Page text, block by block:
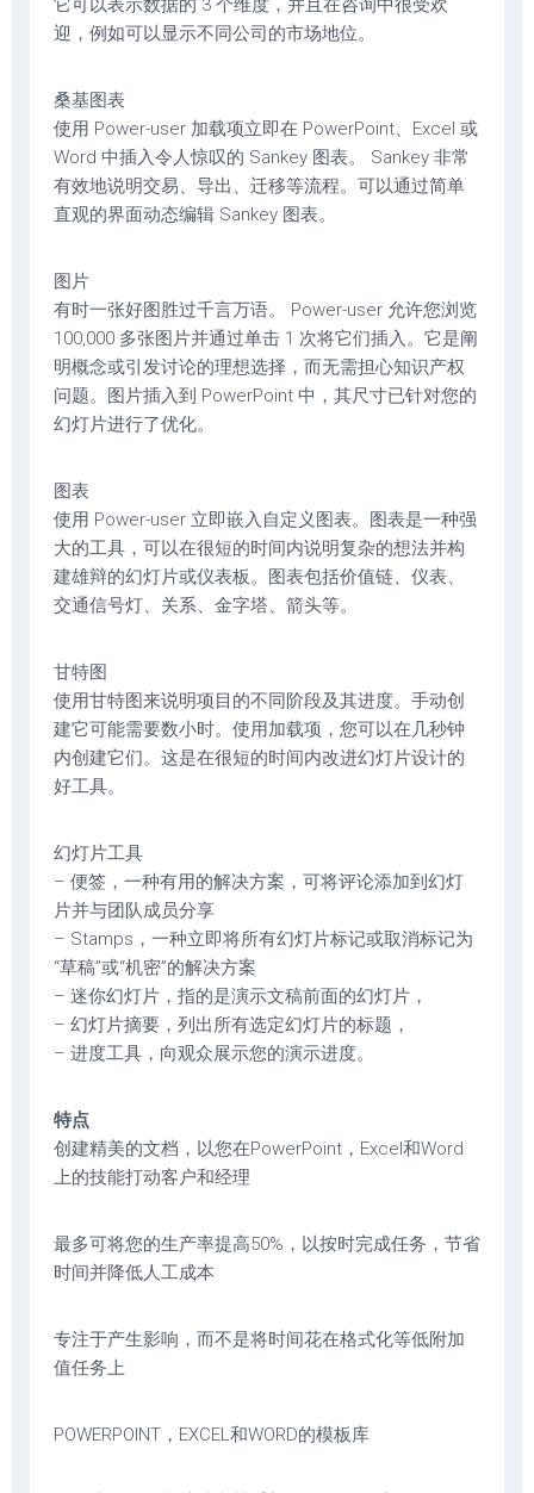
它可以表示数据的 3 个维度，并且在咨询中很受欢
迎，例如可以显示不同公司的市场地位。
桑基图表
使用 Power-user 加载项立即在 PowerPoint、Excel 或
Word 中插入令人惊叹的 Sankey 图表。 Sankey 非常
有效地说明交易、导出、迁移等流程。可以通过简单
直观的界面动态编辑 Sankey 图表。
图片
有时一张好图胜过千言万语。 Power-user 允许您浏览
100,000 多张图片并通过单击 1 次将它们插入。它是阐
明概念或引发讨论的理想选择，而无需担心知识产权
问题。图片插入到 PowerPoint 中，其尺寸已针对您的
幻灯片进行了优化。
图表
使用 Power-user 立即嵌入自定义图表。图表是一种强
大的工具，可以在很短的时间内说明复杂的想法并构
建雄辩的幻灯片或仪表板。图表包括价值链、仪表、
交通信号灯、关系、金字塔、箭头等。
甘特图
使用甘特图来说明项目的不同阶段及其进度。手动创
建它可能需要数小时。使用加载项，您可以在几秒钟
内创建它们。这是在很短的时间内改进幻灯片设计的
好工具。
幻灯片工具
– 便签，一种有用的解决方案，可将评论添加到幻灯
片并与团队成员分享
– Stamps，一种立即将所有幻灯片标记或取消标记为
“草稿”或“机密”的解决方案
– 迷你幻灯片，指的是演示文稿前面的幻灯片，
– 幻灯片摘要，列出所有选定幻灯片的标题，
– 进度工具，向观众展示您的演示进度。
特点
创建精美的文档，以您在PowerPoint，Excel和Word
上的技能打动客户和经理
最多可将您的生产率提高50%，以按时完成任务，节省
时间并降低人工成本
专注于产生影响，而不是将时间花在格式化等低附加
值任务上
POWERPOINT，EXCEL和WORD的模板库